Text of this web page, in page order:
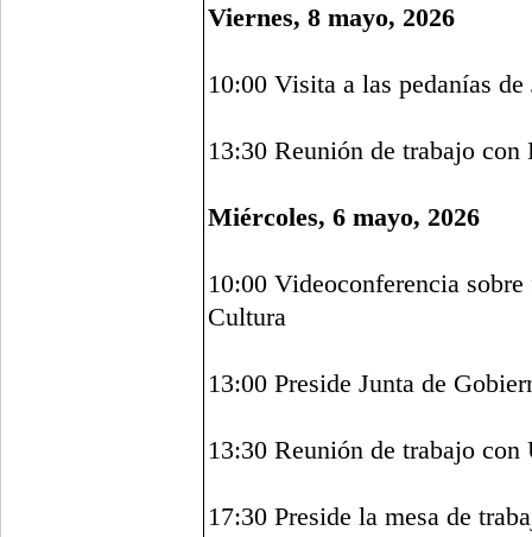
Viernes, 8 mayo, 2026
10:00 Visita a las pedanías
13:30 Reunión de trabajo
Miércoles, 6 mayo, 2026
10:00 Videoconferencia
Cultura
13:00 Preside Junta de
13:30 Reunión de trabajo con
17:30 Preside la mesa de